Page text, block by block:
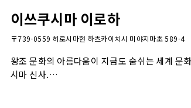
이쓰쿠시마 이로하
〒739-0559 히로시마현 하츠카이치시 미야지마초 589-4
왕조 문화의 아름다움이 지금도 숨쉬는 세계 문
시마 신사.